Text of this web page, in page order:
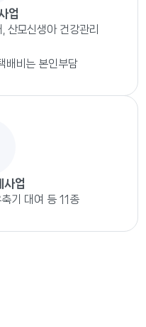
업
산모신생아 건강관리
배비는 본인부담
사업
기 대여 등 11종